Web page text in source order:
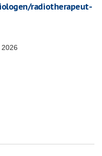
radiotherapeut-